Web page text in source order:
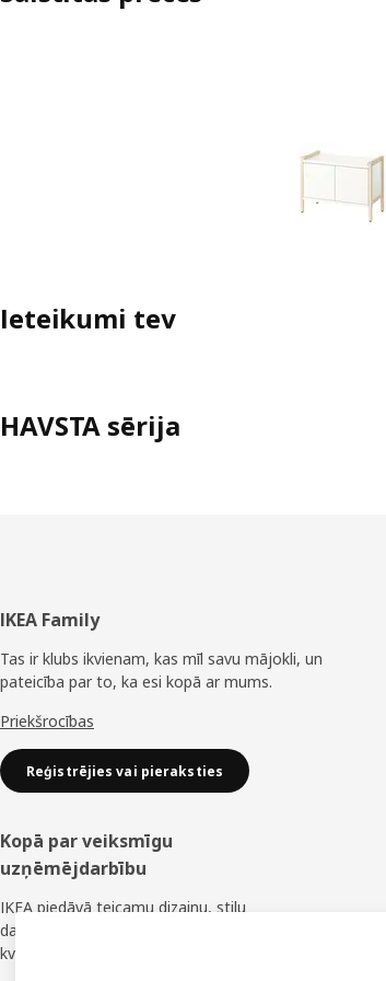
Ieteikumi tev
HAVSTA sērija
Kājene
IKEA Family
Tas ir klubs ikvienam, kas mīl savu mājokli, un
pateicība par to, ka esi kopā ar mums.
Priekšrocības
Reģistrējies vai pieraksties
Kopā par veiksmīgu
uzņēmējdarbību
IKEA piedāvā teicamu dizainu, stilu
daudzveidību, lielisku cenu un uzticamu
kvalitāti.